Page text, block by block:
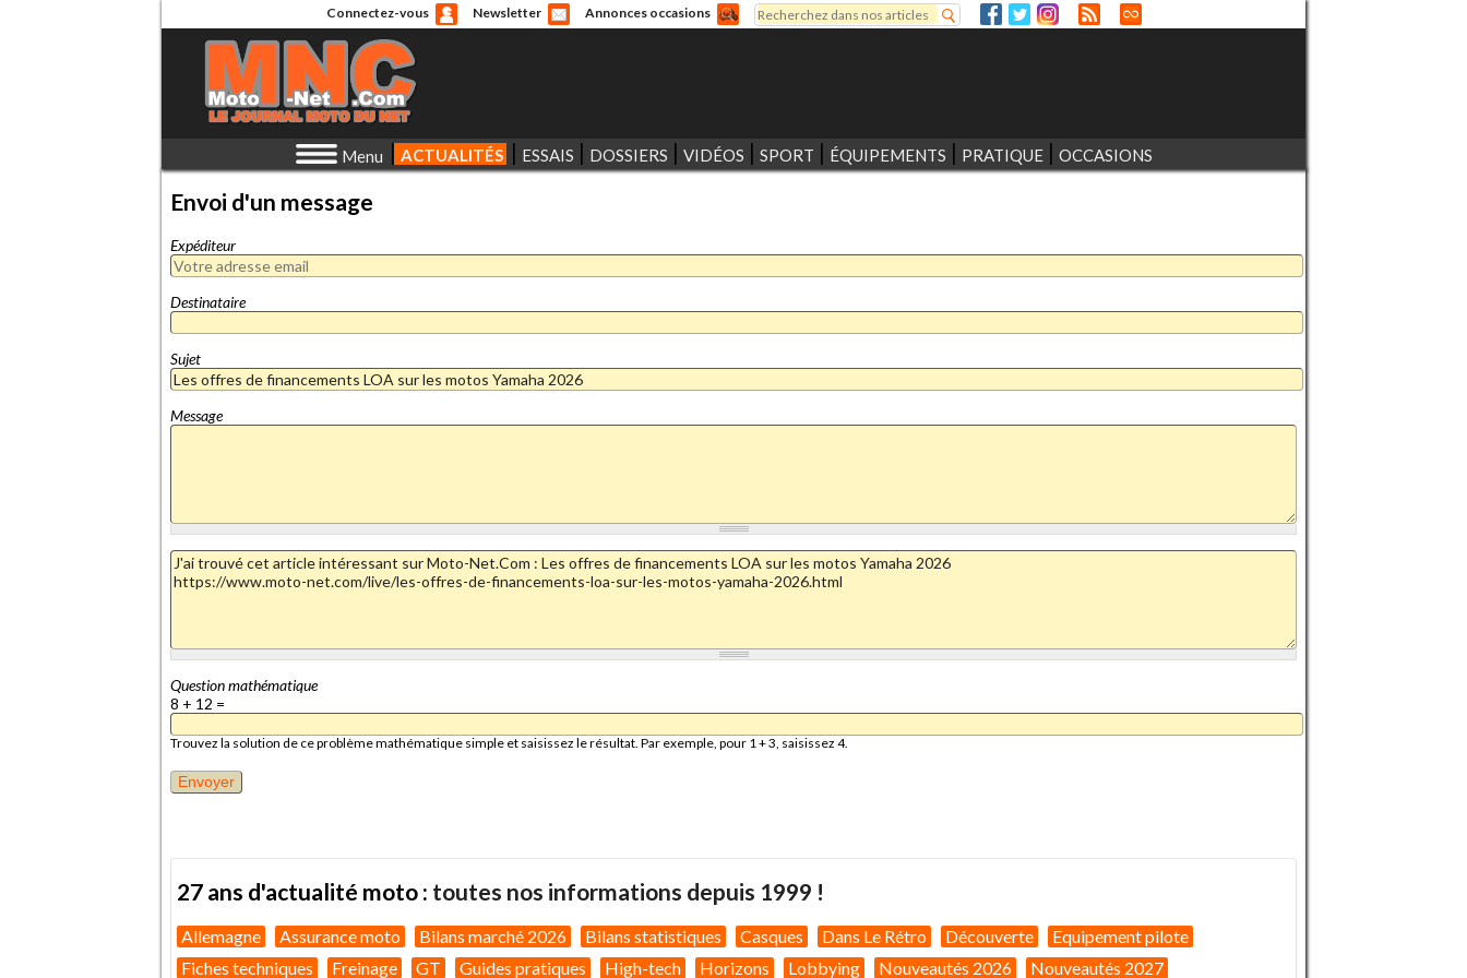
Connectez-vous Newsletter Annonces occasions
Formulaire de recherche
Rechercher
Menu ACTUALITÉS ESSAIS DOSSIERS VIDÉOS SPORT ÉQUIPEMENTS PRATIQUE OCCASIONS
Envoi d'un message
Expéditeur
Destinataire
Sujet
Message
Question mathématique
8 + 12 =
Trouvez la solution de ce problème mathématique simple et saisissez le résultat. Par exemple, pour 1 + 3, saisissez 4.
27 ans d'actualité moto : toutes nos informations depuis 1999 !
Allemagne Assurance moto Bilans marché 2026 Bilans statistiques Casques Dans Le Rétro Découverte
Equipement pilote
Fiches techniques
Freinage GT Guides pratiques High-tech Horizons Lobbying Nouveautés 2026 Nouveautés 2027